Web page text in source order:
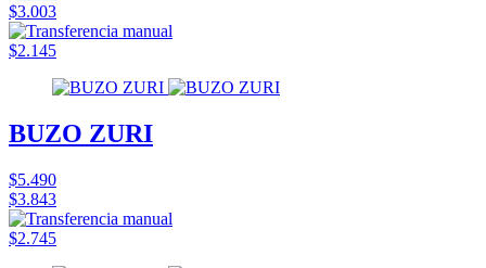
$3.003
$2.145
BUZO ZURI
$5.490
$3.843
$2.745